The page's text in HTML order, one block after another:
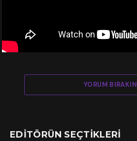
YORUM BIRAKIN
EDITÖRÜN SEÇTIKLERI